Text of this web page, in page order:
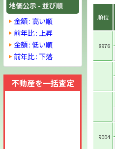
地価公示 - 並び順
金額 : 高い順
前年比 : 上昇
金額 : 低い順
前年比 : 下落
不動産を一括査定
順位
8976
9004